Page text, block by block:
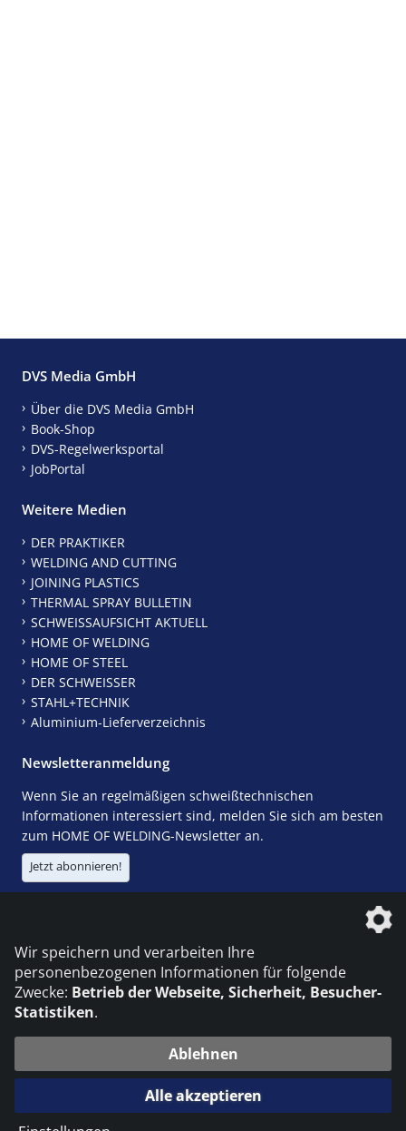
DVS Media GmbH
Über die DVS Media GmbH
Book-Shop
DVS-Regelwerksportal
JobPortal
Weitere Medien
DER PRAKTIKER
WELDING AND CUTTING
JOINING PLASTICS
THERMAL SPRAY BULLETIN
SCHWEISSAUFSICHT AKTUELL
HOME OF WELDING
HOME OF STEEL
DER SCHWEISSER
STAHL+TECHNIK
Aluminium-Lieferverzeichnis
Newsletteranmeldung
Wenn Sie an regelmäßigen schweißtechnischen
Informationen interessiert sind, melden Sie sich am besten
zum HOME OF WELDING-Newsletter an.
Jetzt abonnieren!
Die DVS Media GmbH ist ein Unternehmen der
© 2026 DVS Media GmbH
Datenschutzeinstellungen
Wir speichern und verarbeiten Ihre
personenbezogenen Informationen für folgende
Zwecke: Betrieb der Webseite, Sicherheit, Besucher-
Statistiken.
Ablehnen
Alle akzeptieren